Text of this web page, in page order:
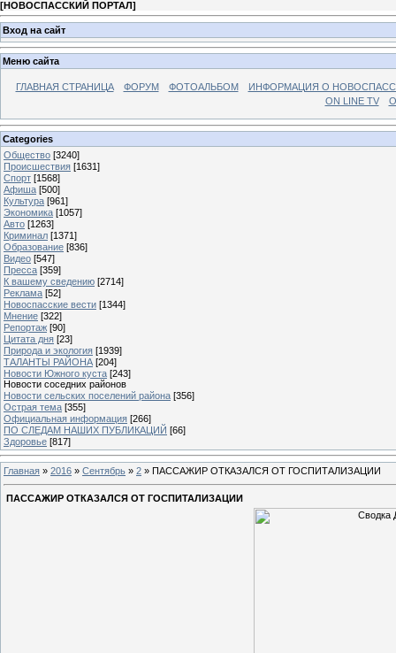
[НОВОСПАССКИЙ ПОРТАЛ]
Вход на сайт
Меню сайта
ГЛАВНАЯ СТРАНИЦА ФОРУМ ФОТОАЛЬБОМ
ИНФОРМАЦИЯ О
ON LINE TV
Categories
Общество [3240]
Происшествия [1631]
Спорт [1568]
Афиша [500]
Культура [961]
Экономика [1057]
Авто [1263]
Криминал [1371]
Образование [836]
Видео [547]
Пресса [359]
К вашему сведению [2714]
Реклама [52]
Новоспасские вести [1344]
Мнение [322]
Репортаж [90]
Цитата дня [23]
Природа и экология [1939]
ТАЛАНТЫ РАЙОНА [204]
Новости Южного куста [243]
Новости соседних районов
Новости сельских поселений района [356]
Острая тема [355]
Официальная информация [266]
ПО СЛЕДАМ НАШИХ ПУБЛИКАЦИЙ [66]
Здоровье [817]
Главная » 2016 » Сентябрь » 2 » ПАССАЖИР ОТКАЗАЛСЯ ОТ ГОСПИТАЛИЗАЦИИ
ПАССАЖИР ОТКАЗАЛСЯ ОТ ГОСПИТАЛИЗАЦИИ